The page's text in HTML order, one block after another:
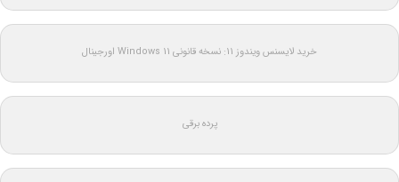
خرید لایسنس ویندوز 11: نسخه قانونی Windows 11 اورجینال
پرده برقی